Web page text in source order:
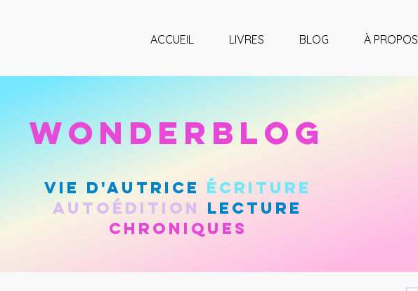
ACCUEIL LIVRES BLOG À PROPOS
wonderblog
vie d'autrice Écriture
autoÉdition
lecture
chroniques